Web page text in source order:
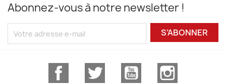
Abonnez-vous à notre newsletter !
S’ABONNER
Facebook Twitter YouTube